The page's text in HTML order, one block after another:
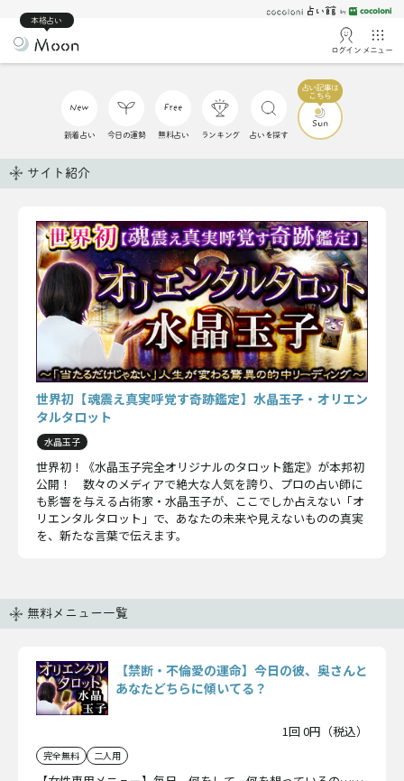
本格占い
ログイン メニュー
新着占い 今日の運勢 無料占い ランキング 占いを探す
サイト紹介
世界初【魂震え真実呼覚す奇跡鑑定】水晶玉子・オリエン
タルタロット
水晶玉子
世界初！《水晶玉子完全オリジナルのタロット鑑定》が本邦初
公開！ 数々のメディアで絶大な人気を誇り、プロの占い師に
も影響を与える占術家・水晶玉子が、ここでしか占えない「オ
リエンタルタロット」で、あなたの未来や見えないものの真実
を、新たな言葉で伝えます。
無料メニュー一覧
【禁断・不倫愛の運命】今日の彼、奥さんと
あなたどちらに傾いてる？
1回 0円（税込）
完全無料 二人用